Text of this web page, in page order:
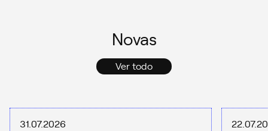
Novas
Ver todo
31.07.2026